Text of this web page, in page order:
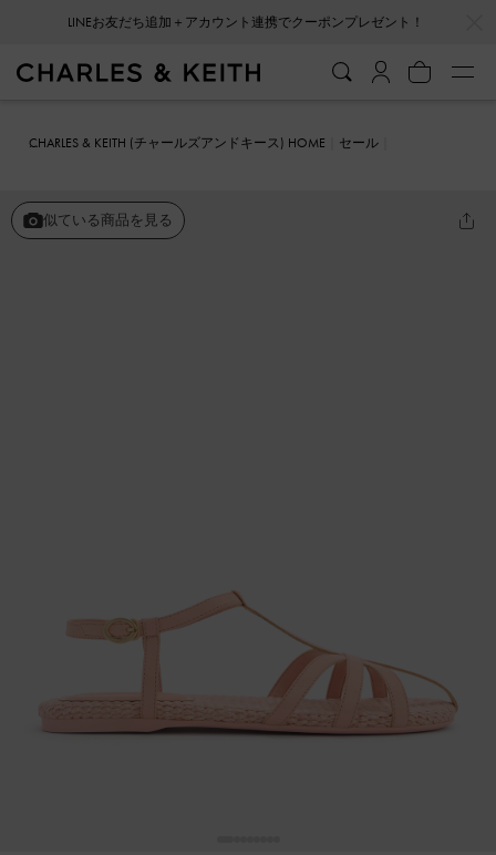
LINEお友だち追加＋アカウント連携でクーポンプレゼント！
CHARLES & KEITH (チャールズアンドキース) HOME
セール
似ている商品を見る